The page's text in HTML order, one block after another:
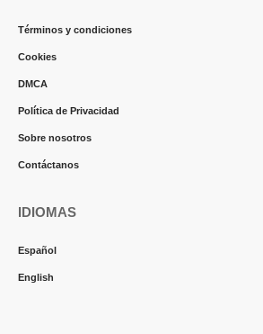
Términos y condiciones
Cookies
DMCA
Política de Privacidad
Sobre nosotros
Contáctanos
IDIOMAS
Español
English